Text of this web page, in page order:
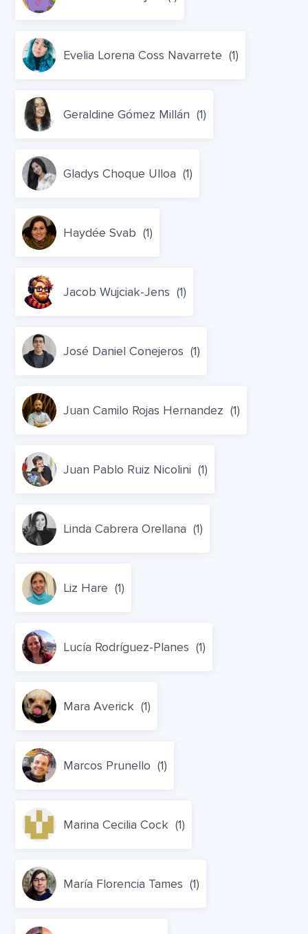
Evelia Lorena Coss Navarrete (1)
Geraldine Gómez Millán (1)
Gladys Choque Ulloa (1)
Haydée Svab (1)
Jacob Wujciak-Jens (1)
José Daniel Conejeros (1)
Juan Camilo Rojas Hernandez (1)
Juan Pablo Ruiz Nicolini (1)
Linda Cabrera Orellana (1)
Liz Hare (1)
Lucía Rodríguez-Planes (1)
Mara Averick (1)
Marcos Prunello (1)
Marina Cecilia Cock (1)
María Florencia Tames (1)